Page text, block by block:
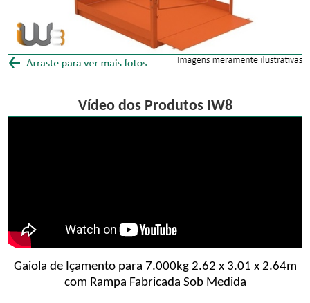
Vídeo dos Produtos IW8
Gaiola de Içamento para 7.000kg 2.62 x 3.01 x 2.64m
com Rampa Fabricada Sob Medida